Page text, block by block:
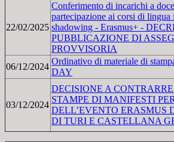
22/02/2025
Conferimento di incarichi a
partecipazione ai corsi di lingua
shadowing - Erasmus+ -
PUBBLICAZIONE DI
PROVVISORIA
06/12/2024
Ordinativo di materiale di
DAY
03/12/2024
DECISIONE A CONTRARRE
STAMPE DI MANIFESTI
DELL’EVENTO ERASMUS
DI TURI E CASTELLANA